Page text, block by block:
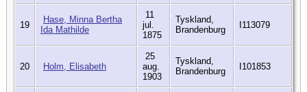
19
Hase, Minna Bertha
Ida Mathilde
11
jul.
1875
Tyskland,
Brandenburg
I113079
20 Holm, Elisabeth
25
aug.
1903
Tyskland,
Brandenburg
I101853